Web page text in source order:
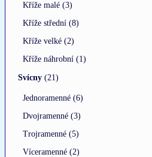
Kříže malé (3)
Kříže střední (8)
Kříže velké (2)
Kříže náhrobní (1)
Svícny (21)
Jednoramenné (6)
Dvojramenné (3)
Trojramenné (5)
Víceramenné (2)